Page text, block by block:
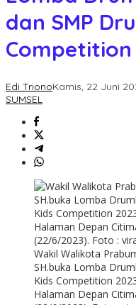
dan SMP
Competition
Edi TrionoKamis, 22 Juni
SUMSEL
Wakil Walikota
SH.buka Lomba
Kids Competition
Halaman Depan